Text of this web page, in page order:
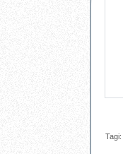
Tagi: